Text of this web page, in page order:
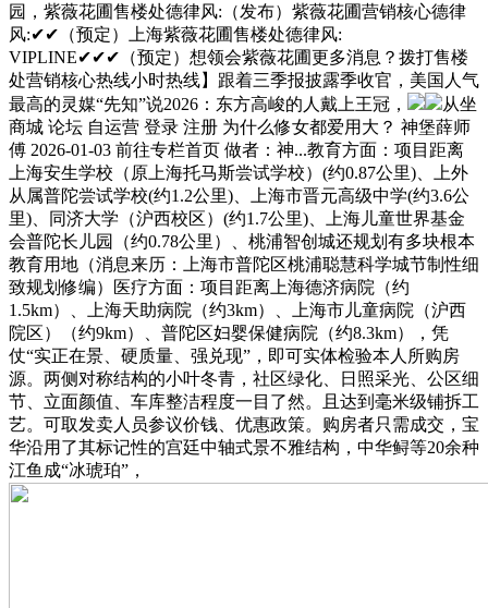
园，紫薇花圃售楼处德律风:（发布）紫薇花圃营销核心德律
风:✔✔（预定）上海紫薇花圃售楼处德律风:
VIPLINE✔✔✔（预定）想领会紫薇花圃更多消息？拨打售楼
处营销核心热线小时热线】跟着三季报披露季收官，美国人气
最高的灵媒“先知”说2026：东方高峻的人戴上王冠，
从坐
商城 论坛 自运营 登录 注册 为什么修女都爱用大？ 神堡薛师
傅 2026-01-03 前往专栏首页 做者：神...教育方面：项目距离
上海安生学校（原上海托马斯尝试学校）(约0.87公里)、上外
从属普陀尝试学校(约1.2公里)、上海市晋元高级中学(约3.6公
里)、同济大学（沪西校区）(约1.7公里)、上海儿童世界基金
会普陀长儿园（约0.78公里）、桃浦智创城还规划有多块根本
教育用地（消息来历：上海市普陀区桃浦聪慧科学城节制性细
致规划修编）医疗方面：项目距离上海德济病院（约
1.5km）、上海天助病院（约3km）、上海市儿童病院（沪西
院区）（约9km）、普陀区妇婴保健病院（约8.3km），凭
仗“实正在景、硬质量、强兑现”，即可实体检验本人所购房
源。两侧对称结构的小叶冬青，社区绿化、日照采光、公区细
节、立面颜值、车库整洁程度一目了然。且达到毫米级铺拆工
艺。可取发卖人员参议价钱、优惠政策。购房者只需成交，宝
华沿用了其标记性的宫廷中轴式景不雅结构，中华鲟等20余种
江鱼成“冰琥珀”，